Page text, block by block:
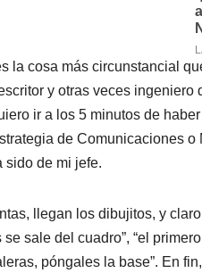
la cosa más circunstancial
y otras veces ingeniero
ir a los 5 minutos de
de Comunicaciones o
sido de mi jefe.
llegan los dibujitos, y
sale del cuadro”, “el
póngales la base”. En